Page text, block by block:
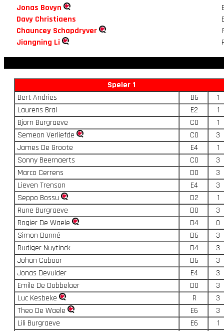
Jonas Bovyn
Davy Christiaens
Chauncey Schapdryver
Jiangning Li
Speler 1
Bert Andries
B6
1
Laurens Bral
E2
1
Bjorn Burgraeve
C0
1
Semeon Verliefde
C0
3
James De Groote
E4
1
Sonny Beernaerts
C0
3
Marco Cerrens
D0
3
Lieven Trenson
E4
3
Seppo Bossu
D2
1
Rune Burgraeve
D0
3
Rogier De Waele
D4
0
Simon Donné
D6
3
Rudiger Nuytinck
D4
3
Johan Caboor
D6
3
Jonas Devulder
E4
3
Emile De Dobbelaer
D0
3
Luc Kesbeke
R
3
Theo De Waele
E6
3
Lili Burgraeve
E6
1